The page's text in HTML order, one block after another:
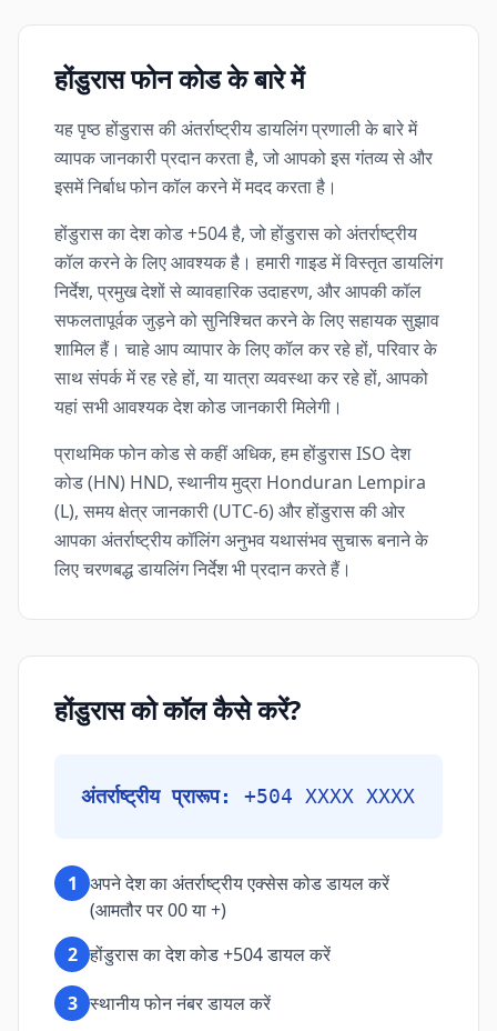
होंडुरास फोन कोड के बारे में
यह पृष्ठ होंडुरास की अंतर्राष्ट्रीय डायलिंग प्रणाली के बारे में
व्यापक जानकारी प्रदान करता है, जो आपको इस गंतव्य से और
इसमें निर्बाध फोन कॉल करने में मदद करता है।
होंडुरास का देश कोड +504 है, जो होंडुरास को अंतर्राष्ट्रीय
कॉल करने के लिए आवश्यक है। हमारी गाइड में विस्तृत डायलिंग
निर्देश, प्रमुख देशों से व्यावहारिक उदाहरण, और आपकी कॉल
सफलतापूर्वक जुड़ने को सुनिश्चित करने के लिए सहायक सुझाव
शामिल हैं। चाहे आप व्यापार के लिए कॉल कर रहे हों, परिवार के
साथ संपर्क में रह रहे हों, या यात्रा व्यवस्था कर रहे हों, आपको
यहां सभी आवश्यक देश कोड जानकारी मिलेगी।
प्राथमिक फोन कोड से कहीं अधिक, हम होंडुरास ISO देश
कोड (HN) HND, स्थानीय मुद्रा Honduran Lempira
(L), समय क्षेत्र जानकारी (UTC-6) और होंडुरास की ओर
आपका अंतर्राष्ट्रीय कॉलिंग अनुभव यथासंभव सुचारू बनाने के
लिए चरणबद्ध डायलिंग निर्देश भी प्रदान करते हैं।
होंडुरास को कॉल कैसे करें?
अंतर्राष्ट्रीय प्रारूप: +504 XXXX XXXX
1 अपने देश का अंतर्राष्ट्रीय एक्सेस कोड डायल करें
(आमतौर पर 00 या +)
2 होंडुरास का देश कोड +504 डायल करें
3 स्थानीय फोन नंबर डायल करें